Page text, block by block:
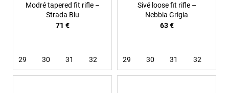
Modré tapered fit rifle –
Strada Blu
71 €
29 30 31 32
Sivé loose fit rifle –
Nebbia Grigia
63 €
29 30 31 32